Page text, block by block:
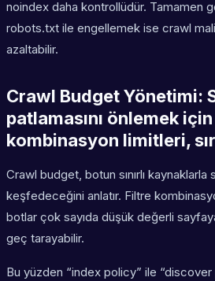
noindex daha kontrollüdür. Tamamen
robots.txt ile engellemek ise crawl
azaltabilir.
Crawl Budget Yönetimi:
patlamasını önlemek
kombinasyon limitleri,
Crawl budget, botun sınırlı
keşfedeceğini anlatır. Filtre
botlar çok sayıda düşük değerli
geç tarayabilir.
Bu yüzden “index policy” ile